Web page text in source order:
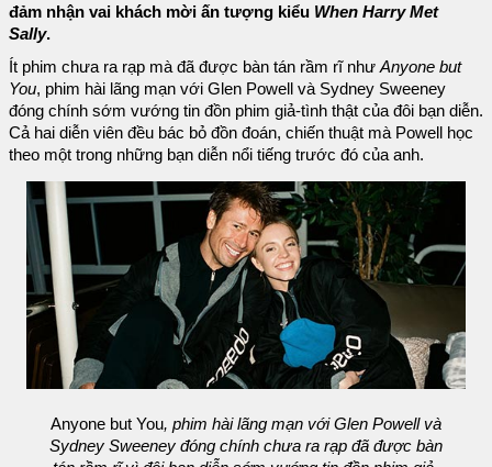
đảm nhận vai khách mời ấn tượng kiểu When Harry Met
Sally.
Ít phim chưa ra rạp mà đã được bàn tán rầm rĩ như Anyone but
You, phim hài lãng mạn với Glen Powell và Sydney Sweeney
đóng chính sớm vướng tin đồn phim giả-tình thật của đôi bạn diễn.
Cả hai diễn viên đều bác bỏ đồn đoán, chiến thuật mà Powell học
theo một trong những bạn diễn nổi tiếng trước đó của anh.
Anyone but You, phim hài lãng mạn với Glen Powell và
Sydney Sweeney đóng chính chưa ra rạp đã được bàn